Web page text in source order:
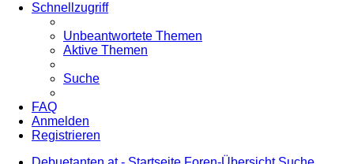
Schnellzugriff
Unbeantwortete Themen
Aktive Themen
Suche
FAQ
Anmelden
Registrieren